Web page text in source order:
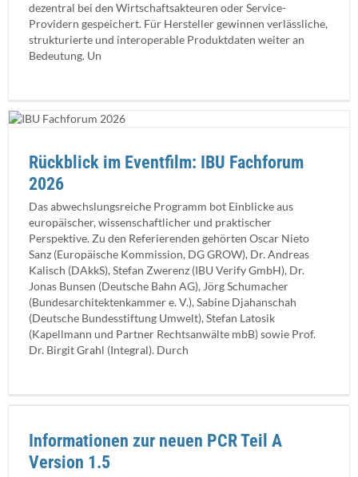
dezentral bei den Wirtschaftsakteuren oder Service-
Providern gespeichert. Für Hersteller gewinnen verlässliche,
strukturierte und interoperable Produktdaten weiter an
Bedeutung. Un
Rückblick im Eventfilm: IBU Fachforum
2026
Das abwechslungsreiche Programm bot Einblicke aus
europäischer, wissenschaftlicher und praktischer
Perspektive. Zu den Referierenden gehörten Oscar Nieto
Sanz (Europäische Kommission, DG GROW), Dr. Andreas
Kalisch (DAkkS), Stefan Zwerenz (IBU Verify GmbH), Dr.
Jonas Bunsen (Deutsche Bahn AG), Jörg Schumacher
(Bundesarchitektenkammer e. V.), Sabine Djahanschah
(Deutsche Bundesstiftung Umwelt), Stefan Latosik
(Kapellmann und Partner Rechtsanwälte mbB) sowie Prof.
Dr. Birgit Grahl (Integral). Durch
Informationen zur neuen PCR Teil A
Version 1.5